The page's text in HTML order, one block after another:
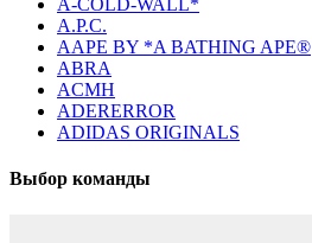
A.P.C.
AAPE BY *A BATHING APE®
ABRA
ACMH
ADERERROR
ADIDAS ORIGINALS
Выбор команды